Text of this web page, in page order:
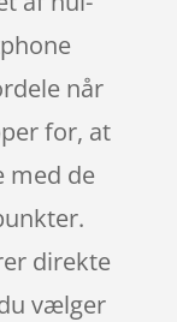
når
for, at
med de
direkte
vælger